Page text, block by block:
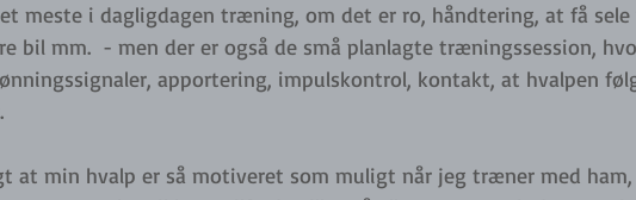
meste i dagligdagen træning, om det er ro, håndtering, at få sele
bil mm.  - men der er også de små planlagte træningssession,
apportering, impulskontrol, kontakt, at hvalpen
at min hvalp er så motiveret som muligt når jeg træner med ham,